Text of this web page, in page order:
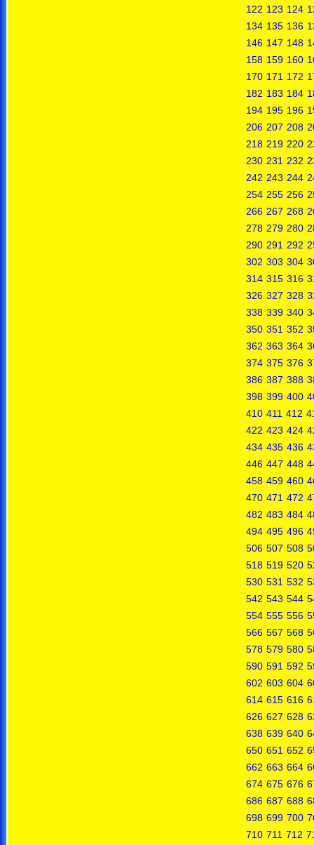
122 123 124
134 135 136
146 147 148
158 159 160
170 171 172
182 183 184
194 195 196
206 207 208
218 219 220
230 231 232
242 243 244
254 255 256
266 267 268
278 279 280
290 291 292
302 303 304
314 315 316
326 327 328
338 339 340
350 351 352
362 363 364
374 375 376
386 387 388
398 399 400
410 411 412
422 423 424
434 435 436
446 447 448
458 459 460
470 471 472
482 483 484
494 495 496
506 507 508
518 519 520
530 531 532
542 543 544
554 555 556
566 567 568
578 579 580
590 591 592
602 603 604
614 615 616
626 627 628
638 639 640
650 651 652
662 663 664
674 675 676
686 687 688
698 699 700
710 711 712